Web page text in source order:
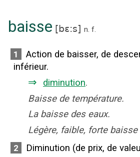
baisse [bɛ:s] n. f.
1
Action de baisser, de
inférieur.
⇒ diminution.
Baisse de température.
La baisse des eaux.
Légère, faible, forte
2 Diminution (de prix, de